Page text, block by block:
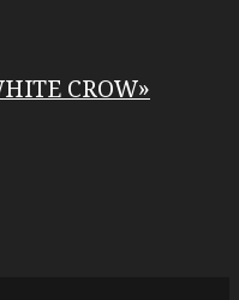
CROW»